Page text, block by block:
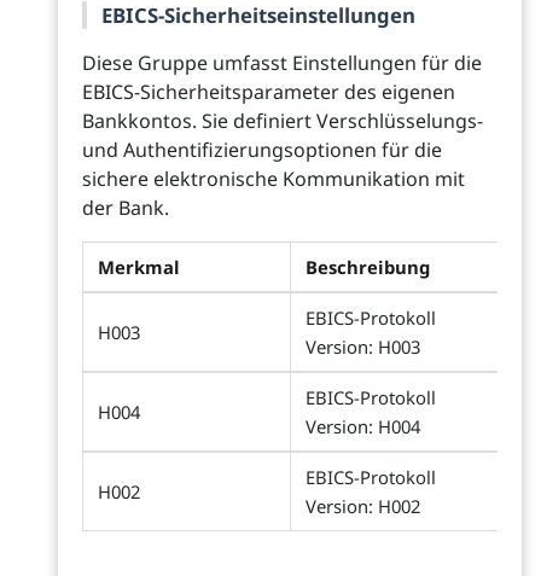
EBICS-Sicherheitseinstellungen
Diese Gruppe umfasst Einstellungen für die
EBICS-Sicherheitsparameter des eigenen
Bankkontos. Sie definiert Verschlüsselungs-
und Authentifizierungsoptionen für die
sichere elektronische Kommunikation mit
der Bank.
Merkmal Beschreibung
H003
EBICS-Protokoll
Version: H003
H004
EBICS-Protokoll
Version: H004
H002
EBICS-Protokoll
Version: H002